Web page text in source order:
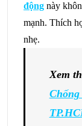
động này
mạnh. Thích
nhẹ.
Xem